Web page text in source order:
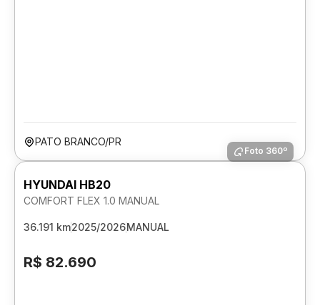
PATO BRANCO/PR
Foto 360º
HYUNDAI HB20
COMFORT FLEX 1.0 MANUAL
36.191 km2025/2026MANUAL
R$ 82.690